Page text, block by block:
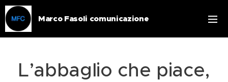
Marco Fasoli comunicazione
L’abbaglio che piace,